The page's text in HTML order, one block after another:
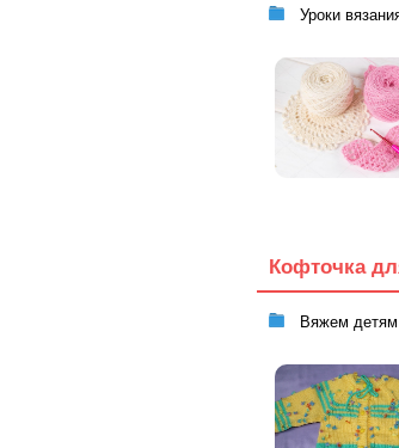
Уроки
Кофточка
Вяжем детям